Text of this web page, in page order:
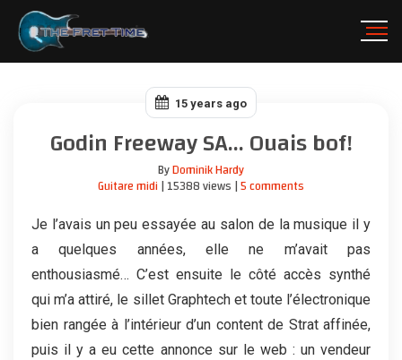
15 years ago
Godin Freeway SA... Ouais bof!
ByDominik Hardy
Guitare midi | 15388 views |5 comments
Je l’avais un peu essayée au salon de la musique il y
a quelques années, elle ne m’avait pas
enthousiasmé… C’est ensuite le côté accès synthé
qui m’a attiré, le sillet Graphtech et toute l’électronique
bien rangée à l’intérieur d’un content de Strat affinée,
puis il y a eu cette annonce sur le web : un vendeur